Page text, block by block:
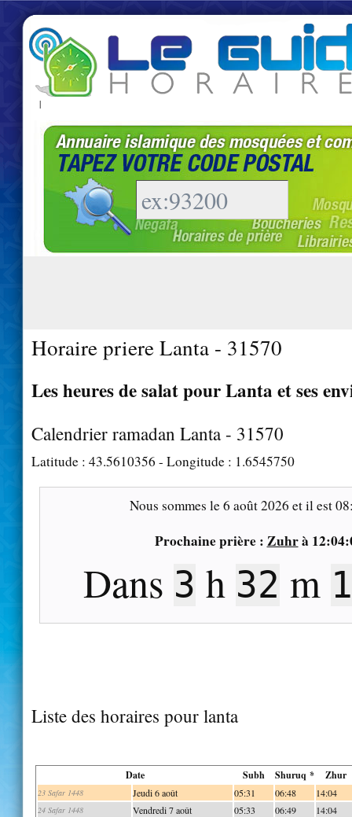
|
Horaire priere Lanta - 31570
Les heures de salat pour Lanta et ses
Calendrier ramadan Lanta - 31570
Latitude : 43.5610356 - Longitude : 1.6545750
Nous sommes le6 août 2026 et il est
Prochaine prière : Zuhrà
Dans 3 h 32 m
Liste des horaires pour lanta
Date Subh Shuruq * Zhur
23 Safar 1448 Jeudi 6 août 05:31 06:48 14:04
24 Safar 1448 Vendredi 7 août 05:33 06:49 14:04